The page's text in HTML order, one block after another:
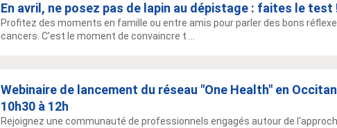
En avril, ne posez pas de lapin au dépistage : faites le test
Profitez des moments en famille ou entre amis pour parler des bons
cancers. C’est le moment de convaincre t ...
Webinaire de lancement du réseau ''One Health'' en
10h30 à 12h
Rejoignez une communauté de professionnels engagés autour de